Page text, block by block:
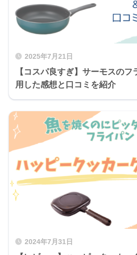
2025年7月21日
【コスパ良すぎ】サーモスの
用した感想と口コミを紹介
2024年7月31日